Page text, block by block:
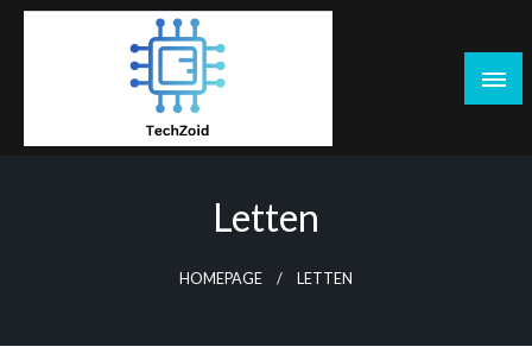
Skip
Letten
HOMEPAGE LETTEN